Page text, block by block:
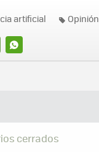
WHATSAPP
artificial Opinión
cerrados